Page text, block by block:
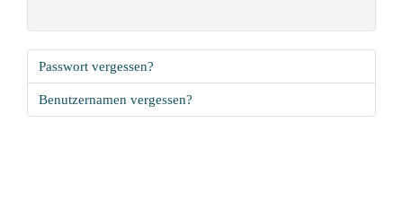
Passwort vergessen?
Benutzernamen vergessen?